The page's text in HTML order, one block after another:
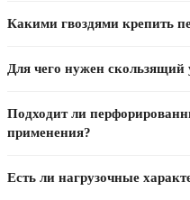
узел.
жёсткости, для более высоких
Какими гвоздями крепить
саморезы для металлопластин.
соответствовать проекту.
Для чего нужен скользящий
деформаций дерева. Незаменим
подвижных соединений
Подходит ли
применения?
исполнении — устойчив к влаге
Есть ли нагрузочные